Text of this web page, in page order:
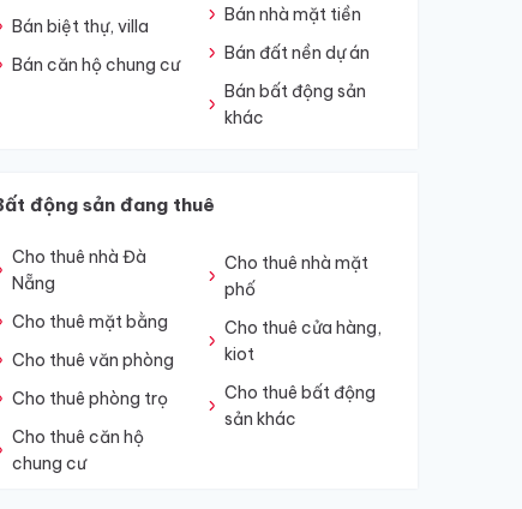
Bán biệt thự, villa
Bán căn hộ chung cư
Bán nhà mặt tiền
Bán đất nền dự án
Bán bất động sản
khác
động sản đang thuê
Cho thuê nhà Đà
Nẵng
Cho thuê mặt bằng
Cho thuê văn phòng
Cho thuê phòng trọ
Cho thuê căn hộ
chung cư
Cho thuê nhà mặt
phố
Cho thuê cửa hàng,
kiot
Cho thuê bất động
sản khác